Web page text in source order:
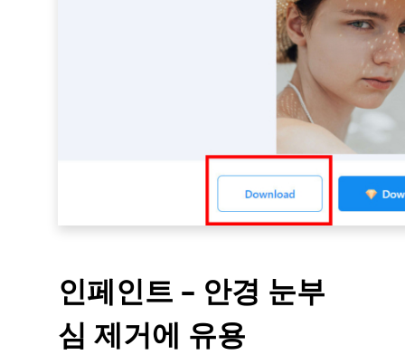
인페인트 – 안경 눈부
심 제거에 유용